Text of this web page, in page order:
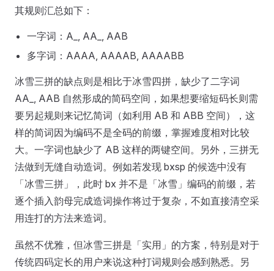
其规则汇总如下：
一字词：A_, AA_, AAB
多字词：AAAA, AAAAB, AAAABB
冰雪三拼的缺点则是相比于冰雪四拼，缺少了二字词
AA_, AAB 自然形成的简码空间，如果想要缩短码长则需
要另起规则来记忆简词（如利用 AB 和 ABB 空间），这
样的简词因为编码不是全码的前缀，掌握难度相对比较
大。一字词也缺少了 AB 这样的两键空间。另外，三拼无
法做到无缝自动造词。例如若发现 bxsp 的候选中没有
「冰雪三拼」，此时 bx 并不是「冰雪」编码的前缀，若
逐个插入韵母完成造词操作将过于复杂，不如直接清空采
用连打的方法来造词。
虽然不优雅，但冰雪三拼是「实用」的方案，特别是对于
传统四码定长的用户来说这种打词规则会感到熟悉。另